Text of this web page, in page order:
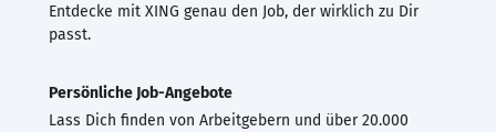
Entdecke mit XING genau den Job, der wirklich zu Dir
passt.
Persönliche Job-Angebote
Lass Dich finden von Arbeitgebern und über 20.000